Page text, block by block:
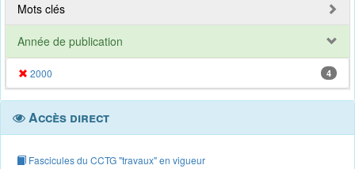
Mots clés
Année de publication
2000 4
Accès direct
Fascicules du CCTG "travaux" en vigueur